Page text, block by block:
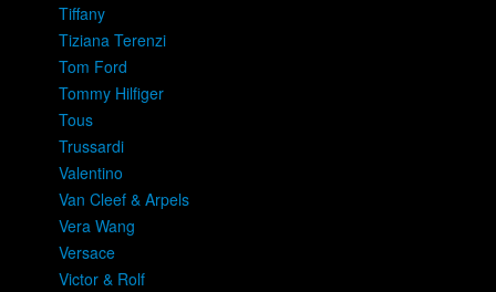
Tiffany
Tiziana Terenzi
Tom Ford
Tommy Hilfiger
Tous
Trussardi
Valentino
Van Cleef & Arpels
Vera Wang
Versace
Victor & Rolf